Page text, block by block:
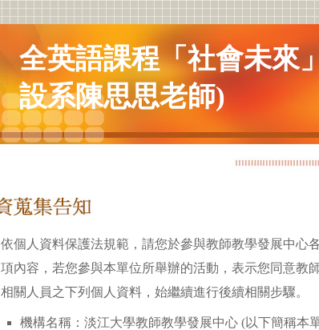
全英語課程「社會未來
設系陳思思老師)
依個人資料保護法規範，請您於參與教師教學發展中心
項內容，若您參與本單位所舉辦的活動，表示您同意教
相關人員之下列個人資料，始繼續進行後續相關步驟。
機構名稱：淡江大學教師教學發展中心 (以下簡稱本